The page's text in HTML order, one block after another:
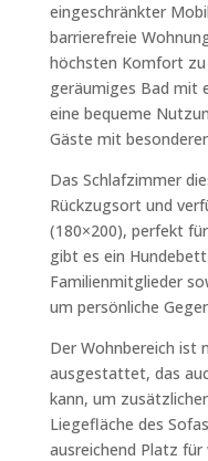
eingeschränkter
barrierefreie
höchsten Komfort
geräumiges Bad mit
eine bequeme
Gäste mit
Das Schlafzimmer
Rückzugsort und
(180×200), perfekt
gibt es ein
Familienmitglieder
um persönliche
Der Wohnbereich ist
ausgestattet, das
kann, um
Liegefläche des
ausreichend Platz